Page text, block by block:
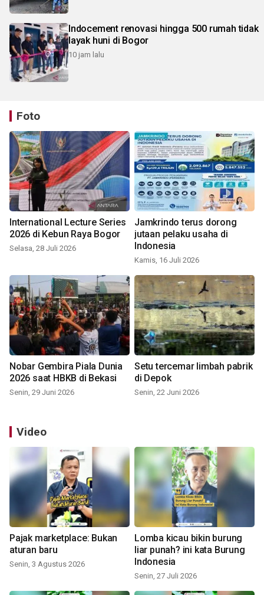
Indocement renovasi hingga 500 rumah tidak
layak huni di Bogor
10 jam lalu
Foto
International Lecture Series
2026 di Kebun Raya Bogor
Selasa, 28 Juli 2026
Jamkrindo terus dorong
jutaan pelaku usaha di
Indonesia
Kamis, 16 Juli 2026
Nobar Gembira Piala Dunia
2026 saat HBKB di Bekasi
Senin, 29 Juni 2026
Setu tercemar limbah pabrik
di Depok
Senin, 22 Juni 2026
Video
Pajak marketplace: Bukan
aturan baru
Senin, 3 Agustus 2026
Lomba kicau bikin burung
liar punah? ini kata Burung
Indonesia
Senin, 27 Juli 2026